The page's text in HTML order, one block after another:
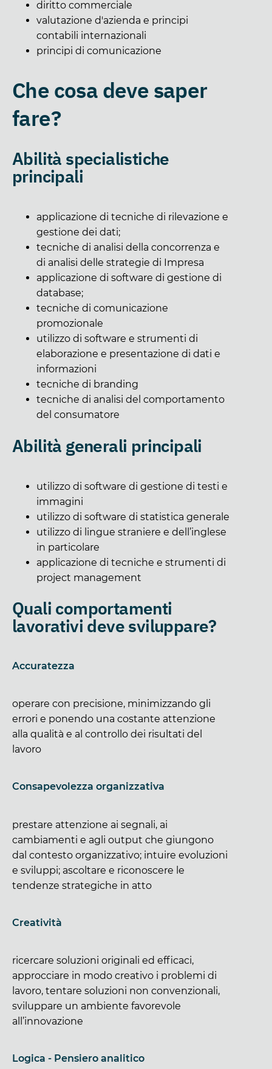
diritto commerciale
valutazione d'azienda e principi
contabili internazionali
principi di comunicazione
Che cosa deve saper
fare?
Abilità specialistiche
principali
applicazione di tecniche di rilevazione e
gestione dei dati;
tecniche di analisi della concorrenza e
di analisi delle strategie di Impresa
applicazione di software di gestione di
database;
tecniche di comunicazione
promozionale
utilizzo di software e strumenti di
elaborazione e presentazione di dati e
informazioni
tecniche di branding
tecniche di analisi del comportamento
del consumatore
Abilità generali principali
utilizzo di software di gestione di testi e
immagini
utilizzo di software di statistica generale
utilizzo di lingue straniere e dell’inglese
in particolare
applicazione di tecniche e strumenti di
project management
Quali comportamenti
lavorativi deve sviluppare?
Accuratezza
operare con precisione, minimizzando gli
errori e ponendo una costante attenzione
alla qualità e al controllo dei risultati del
lavoro
Consapevolezza organizzativa
prestare attenzione ai segnali, ai
cambiamenti e agli output che giungono
dal contesto organizzativo; intuire evoluzioni
e sviluppi; ascoltare e riconoscere le
tendenze strategiche in atto
Creatività
ricercare soluzioni originali ed efficaci,
approcciare in modo creativo i problemi di
lavoro, tentare soluzioni non convenzionali,
sviluppare un ambiente favorevole
all’innovazione
Logica - Pensiero analitico